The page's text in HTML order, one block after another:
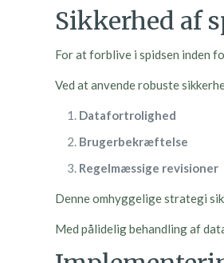
Sikkerhed af
For at forblive i spidsen inden
Ved at anvende robuste
Datafortrolighed
Brugerbekræftelse
Regelmæssige revisioner
Denne omhyggelige strategi
Med pålidelig behandling af